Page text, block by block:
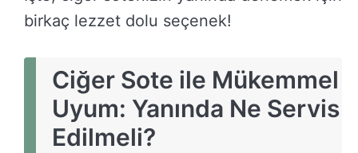
birkaç lezzet dolu seçenek!
Ciğer Sote ile Mükemmel
Uyum: Yanında Ne Servis
Edilmeli?